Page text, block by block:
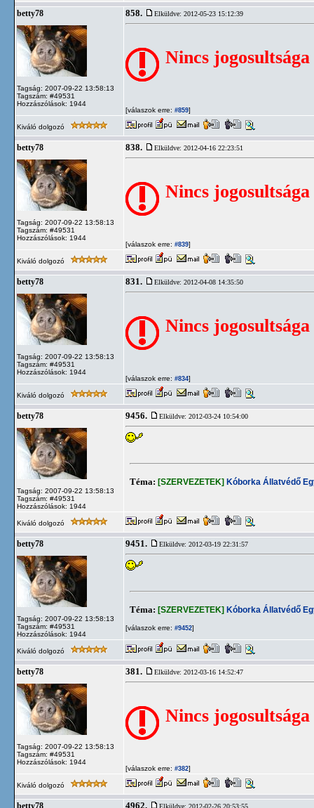
betty78
Tagság: 2007-09-22 13:58:13
Tagszám: #49531
Hozzászólások: 1944
858. Elküldve: 2012-05-23 15:12:39
Nincs
[válaszok erre: #859]
Kiváló dolgozó
betty78
Tagság: 2007-09-22 13:58:13
Tagszám: #49531
Hozzászólások: 1944
838. Elküldve: 2012-04-16 22:23:51
Nincs
[válaszok erre: #839]
Kiváló dolgozó
betty78
Tagság: 2007-09-22 13:58:13
Tagszám: #49531
Hozzászólások: 1944
831. Elküldve: 2012-04-08 14:35:50
Nincs
[válaszok erre: #834]
Kiváló dolgozó
betty78
Tagság: 2007-09-22 13:58:13
Tagszám: #49531
Hozzászólások: 1944
9456. Elküldve: 2012-03-24 10:54:00
Téma: [SZERVEZETEK] Kóborka Állatvédő
Kiváló dolgozó
betty78
Tagság: 2007-09-22 13:58:13
Tagszám: #49531
Hozzászólások: 1944
9451. Elküldve: 2012-03-19 22:31:57
Téma: [SZERVEZETEK] Kóborka Állatvédő
[válaszok erre: #9452]
Kiváló dolgozó
betty78
Tagság: 2007-09-22 13:58:13
Tagszám: #49531
Hozzászólások: 1944
381. Elküldve: 2012-03-16 14:52:47
Nincs
[válaszok erre: #382]
Kiváló dolgozó
betty78 4962. Elküldve: 2012-02-26 20:53:55